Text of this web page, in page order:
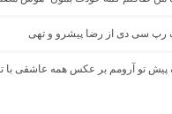
رپ سی دی از رضا پیشرو و تهی
پیش تو آرومم بر عکس همه عاشقی با